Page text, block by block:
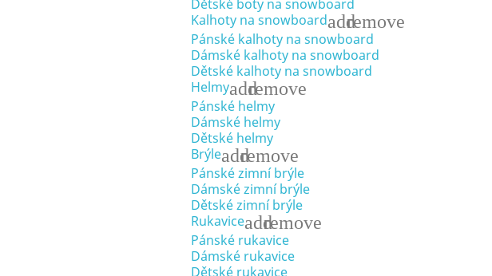
Dětské boty na snowboard
Kalhoty na snowboardaddremove
Pánské kalhoty na snowboard
Dámské kalhoty na snowboard
Dětské kalhoty na snowboard
Helmyaddremove
Pánské helmy
Dámské helmy
Dětské helmy
Brýleaddremove
Pánské zimní brýle
Dámské zimní brýle
Dětské zimní brýle
Rukaviceaddremove
Pánské rukavice
Dámské rukavice
Dětské rukavice